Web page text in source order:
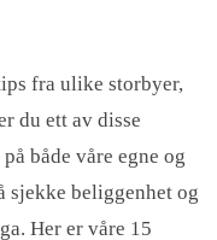
fra ulike storbyer,
du ett av disse
både våre egne og
sjekke beliggenhet og
Her er våre 15